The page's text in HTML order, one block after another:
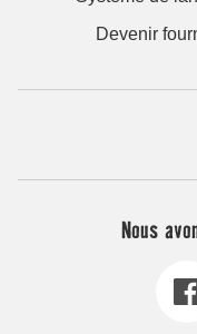
Devenir
Nous